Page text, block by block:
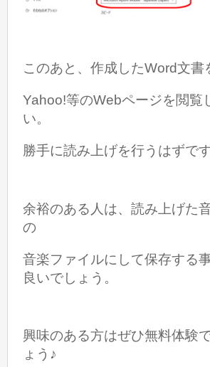
このあと、作成したWord文書
Yahoo!等のWebページを閲覧
い。
勝手に読み上げを行うはずで
余裕のある人は、読み上げた
の
音楽ファイルにして保存する
良いでしょう。
興味のある方はぜひ無料体験
ょう♪